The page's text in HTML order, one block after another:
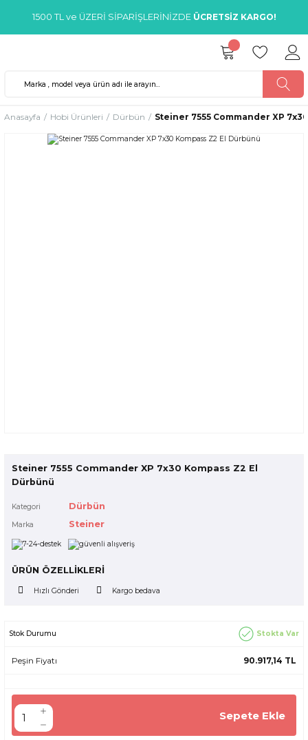
1500 TL ve ÜZERİ SİPARİŞLERİNİZDE ÜCRETSİZ KARGO!
Anasayfa Hobi Ürünleri Dürbün Steiner 7555 Commander XP
Steiner 7555 Commander XP 7x30 Kompass Z2 El
Dürbünü
Kategori Dürbün
Marka Steiner
ÜRÜN ÖZELLİKLERİ
Hızlı Gönderi Kargo bedava
Stok Durumu Stokta Var
Peşin Fiyatı 90.917,14 TL
Sepete Ekle